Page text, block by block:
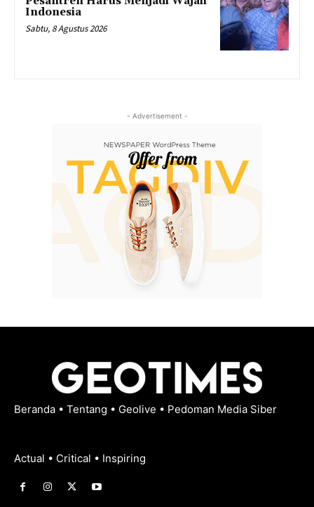
Indonesia
Sabtu, 8 Agustus 2026
- Advertisement -
Beranda • Tentang • Geolive • Pedoman Media Siber
Actual • Critical • Inspiring